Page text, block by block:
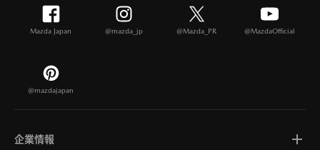
Mazda Japan @mazda_jp @Mazda_PR @MazdaOfficial
@mazdajapan
企業情報